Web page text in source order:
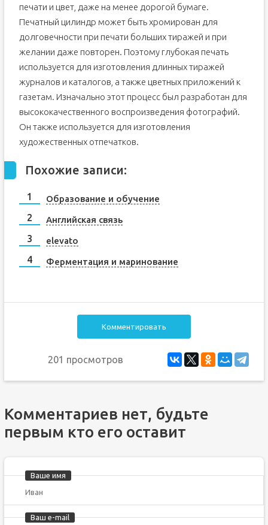
печати и цвет, даже на менее дорогой бумаге.
Печатный цилиндр может быть хромирован для
долговечности при печати больших тиражей и при
желании даже повторен. Поэтому глубокая печать
используется для изготовления длинных тиражей
журналов и каталогов, а также цветных приложений к
газетам. Изначально этот процесс был разработан для
высококачественного воспроизведения фотографий.
Он также используется для изготовления
художественных отпечатков.
Похожие записи:
Образование и обучение
Английская связь
elevato
Ферментация и маринование
Комментировать
201 просмотров
Комментариев нет, будьте
первым кто его оставит
Ваше имя
Ваш e-mail